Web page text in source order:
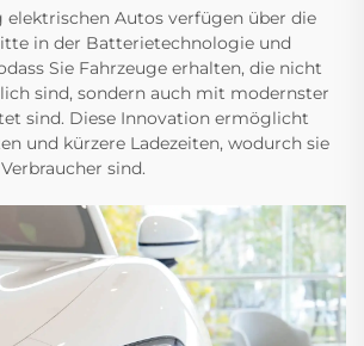
elektrischen Autos verfügen über die
in der Batterietechnologie und
Sie Fahrzeuge erhalten, die nicht
sind, sondern auch mit modernster
sind. Diese Innovation ermöglicht
und kürzere Ladezeiten, wodurch sie
sind.